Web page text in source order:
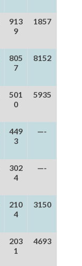
913
9
1857
805
7
8152
501
0
5935
449
3
—-
302
4
—-
210
4
3150
203
1
4693